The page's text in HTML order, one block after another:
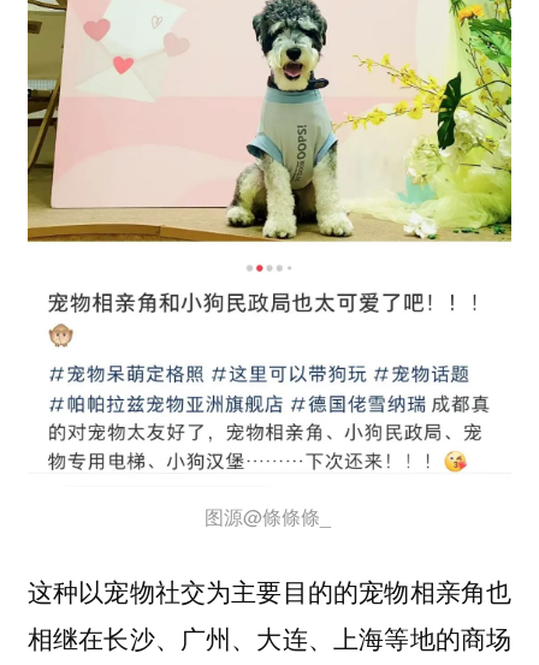
图源@條條條_
这种以宠物社交为主要目的的宠物相亲角也
相继在长沙、广州、大连、上海等地的商场